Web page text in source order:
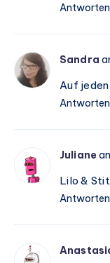
Antworten
Sandra
Auf
Antworten
Juliane
Lilo &
Antworten